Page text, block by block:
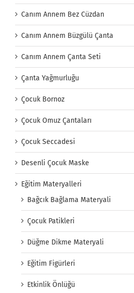
Canım Annem Bez Cüzdan
Canım Annem Büzgülü Çanta
Canım Annem Çanta Seti
Çanta Yağmurluğu
Çocuk Bornoz
Çocuk Omuz Çantaları
Çocuk Seccadesi
Desenli Çocuk Maske
Eğitim Materyalleri
Bağcık Bağlama Materyali
Çocuk Patikleri
Düğme Dikme Materyali
Eğitim Figürleri
Etkinlik Önlüğü